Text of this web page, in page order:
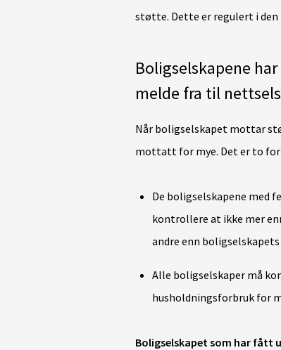
støtte. Dette er regulert i den
Boligselskapene
melde fra til
Når boligselskapet mottar
mottatt for mye. Det er to
De boligselskapene med
kontrollere at ikke mer
andre enn
Alle boligselskaper må
husholdningsforbruk for
Boligselskapet som har fått